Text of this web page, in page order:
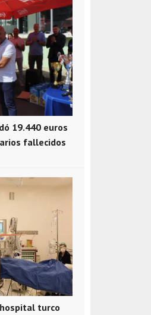
19.440 euros
fallecidos
turco